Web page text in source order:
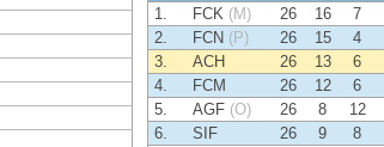
1. FCK (M) 26 16 7
2.
FCN (P) 26 15 4
3.
ACH 26 13 6
4.
FCM 26 12 6
5.
AGF (O) 26 8 12
6.
SIF 26 9 8